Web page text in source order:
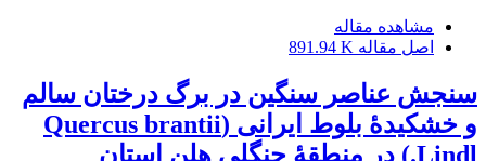
مشاهده مقاله
اصل مقاله 891.94 K
سنجش عناصر سنگین در برگ درختان سالم
و خشکیدۀ بلوط ایرانی (Quercus brantii
Lindl.) در منطقۀ جنگلی هلن استان